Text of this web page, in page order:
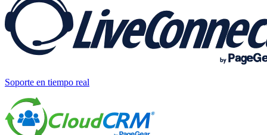
Soporte en tiempo real